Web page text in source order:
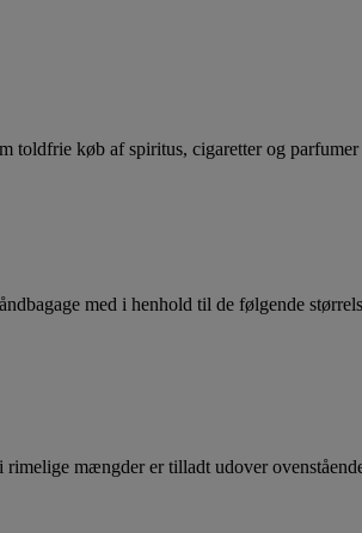
toldfrie køb af spiritus, cigaretter og
med i henhold til de følgende
mængder er tilladt udover